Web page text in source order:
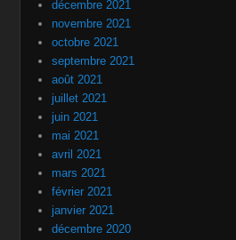
décembre 2021
novembre 2021
octobre 2021
septembre 2021
août 2021
juillet 2021
juin 2021
mai 2021
avril 2021
mars 2021
février 2021
janvier 2021
décembre 2020